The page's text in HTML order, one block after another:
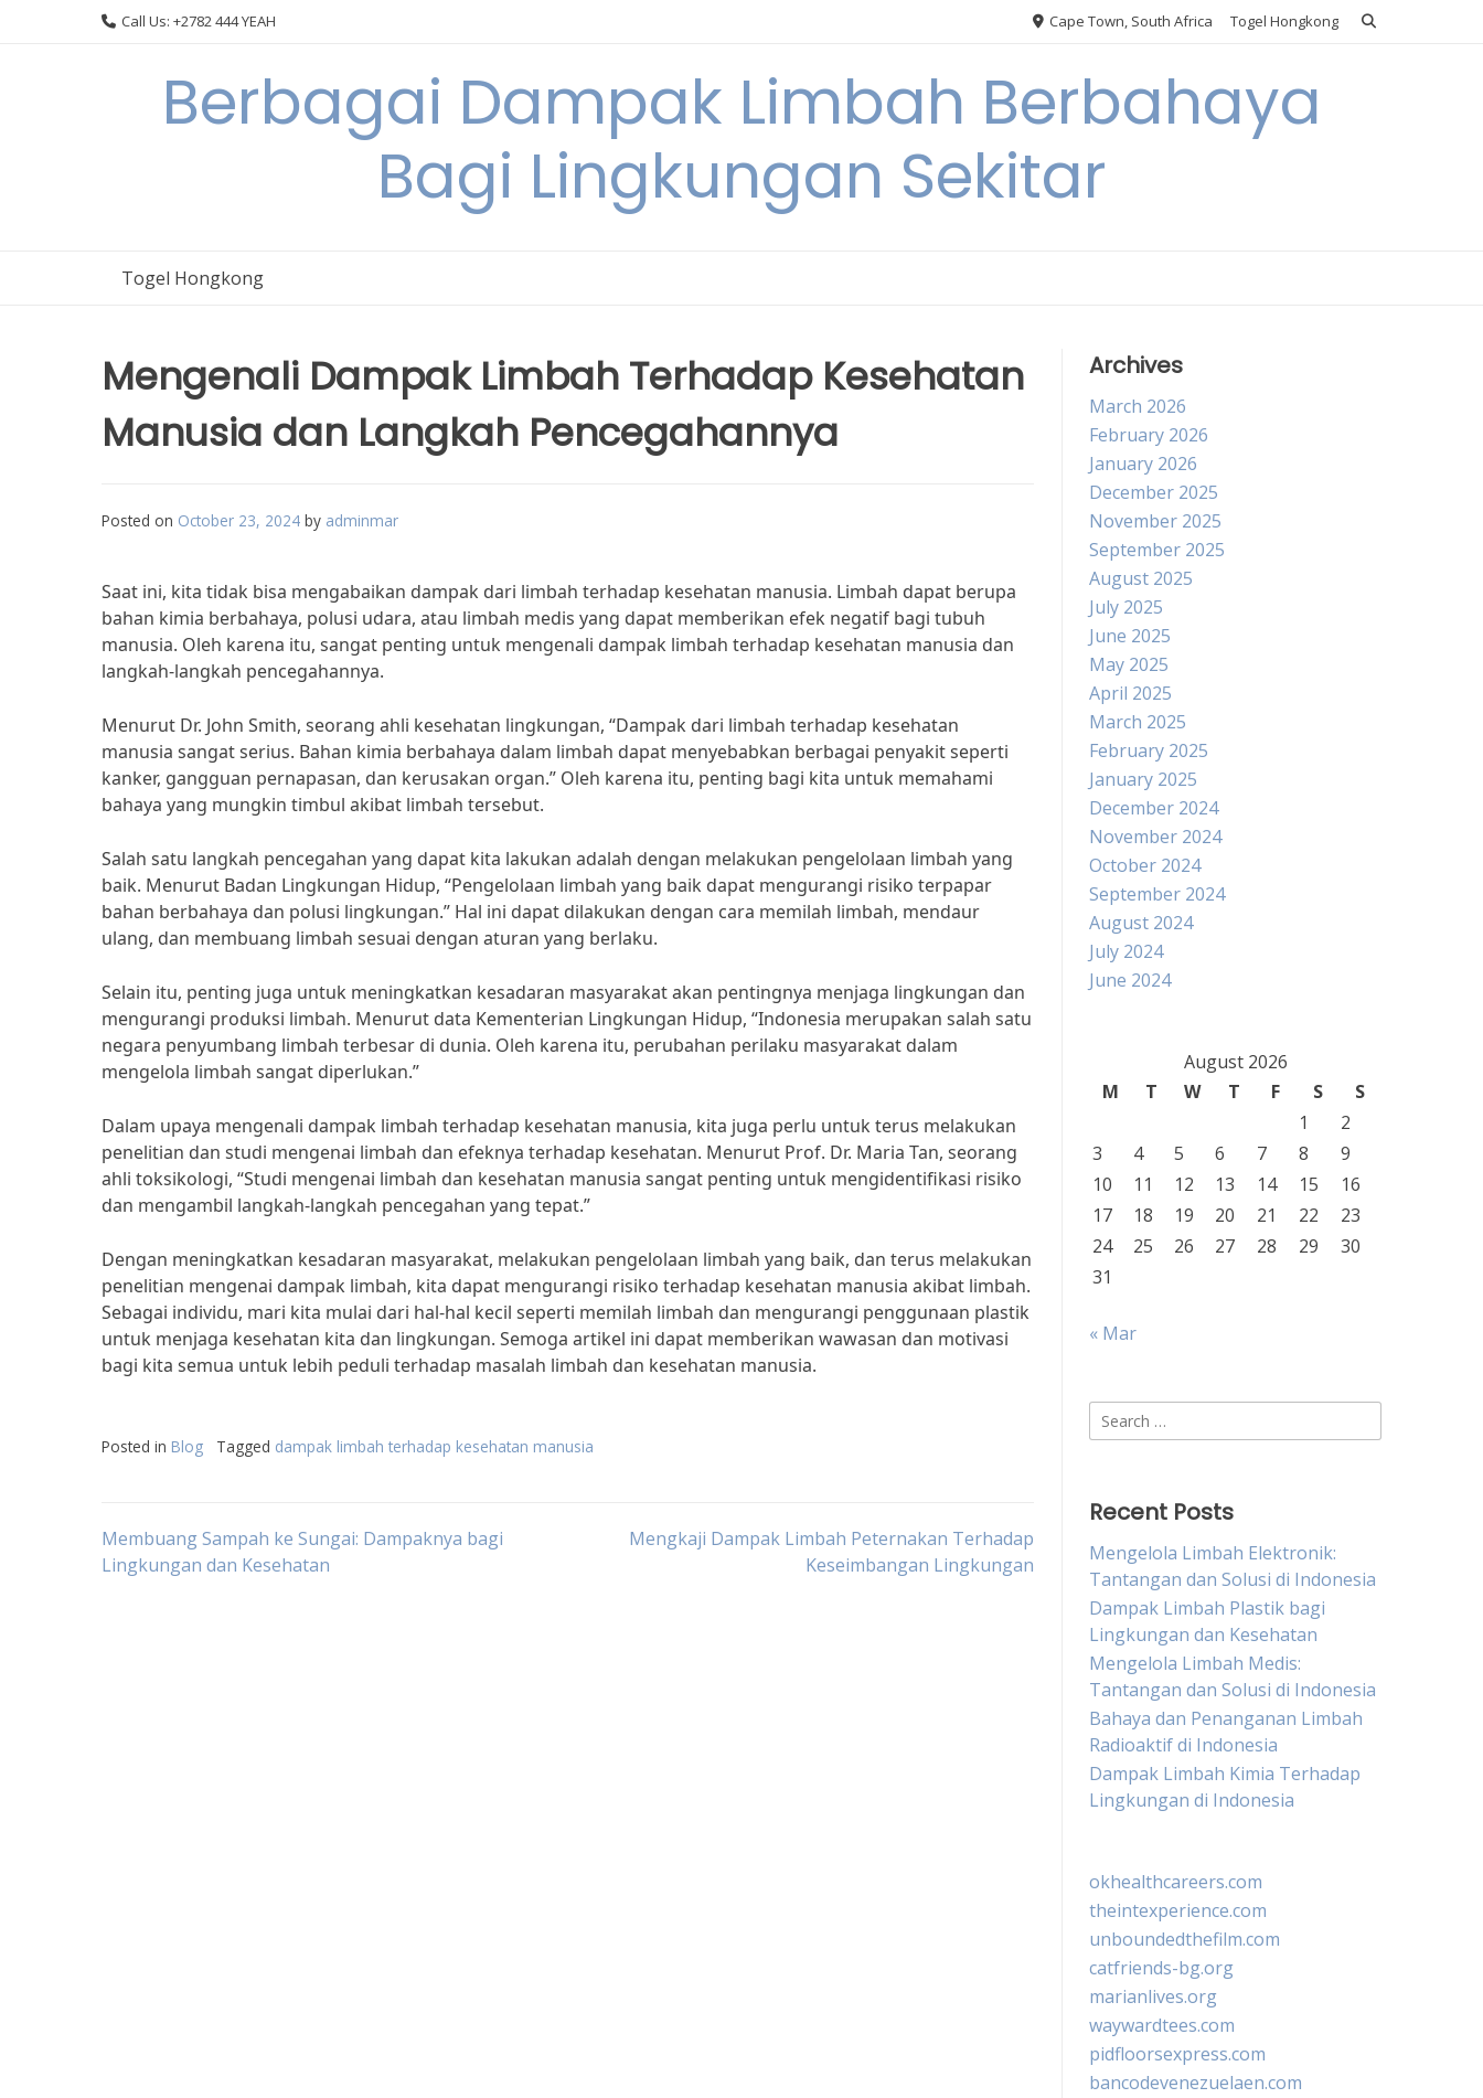
Call Us: +2782 444 YEAH Cape Town, South Africa Togel Hongkong
Berbagai Dampak Limbah Berbahaya
Bagi Lingkungan Sekitar
Togel Hongkong
Mengenali Dampak Limbah Terhadap Kesehatan
Manusia dan Langkah Pencegahannya
Posted on October 23, 2024 by adminmar
Saat ini, kita tidak bisa mengabaikan dampak dari limbah terhadap kesehatan manusia. Limbah dapat berupa
bahan kimia berbahaya, polusi udara, atau limbah medis yang dapat memberikan efek negatif bagi tubuh
manusia. Oleh karena itu, sangat penting untuk mengenali dampak limbah terhadap kesehatan manusia dan
langkah-langkah pencegahannya.
Menurut Dr. John Smith, seorang ahli kesehatan lingkungan, “Dampak dari limbah terhadap kesehatan
manusia sangat serius. Bahan kimia berbahaya dalam limbah dapat menyebabkan berbagai penyakit seperti
kanker, gangguan pernapasan, dan kerusakan organ.” Oleh karena itu, penting bagi kita untuk memahami
bahaya yang mungkin timbul akibat limbah tersebut.
Salah satu langkah pencegahan yang dapat kita lakukan adalah dengan melakukan pengelolaan limbah yang
baik. Menurut Badan Lingkungan Hidup, “Pengelolaan limbah yang baik dapat mengurangi risiko terpapar
bahan berbahaya dan polusi lingkungan.” Hal ini dapat dilakukan dengan cara memilah limbah, mendaur
ulang, dan membuang limbah sesuai dengan aturan yang berlaku.
Selain itu, penting juga untuk meningkatkan kesadaran masyarakat akan pentingnya menjaga lingkungan dan
mengurangi produksi limbah. Menurut data Kementerian Lingkungan Hidup, “Indonesia merupakan salah satu
negara penyumbang limbah terbesar di dunia. Oleh karena itu, perubahan perilaku masyarakat dalam
mengelola limbah sangat diperlukan.”
Dalam upaya mengenali dampak limbah terhadap kesehatan manusia, kita juga perlu untuk terus melakukan
penelitian dan studi mengenai limbah dan efeknya terhadap kesehatan. Menurut Prof. Dr. Maria Tan, seorang
ahli toksikologi, “Studi mengenai limbah dan kesehatan manusia sangat penting untuk mengidentifikasi risiko
dan mengambil langkah-langkah pencegahan yang tepat.”
Dengan meningkatkan kesadaran masyarakat, melakukan pengelolaan limbah yang baik, dan terus melakukan
penelitian mengenai dampak limbah, kita dapat mengurangi risiko terhadap kesehatan manusia akibat limbah.
Sebagai individu, mari kita mulai dari hal-hal kecil seperti memilah limbah dan mengurangi penggunaan plastik
untuk menjaga kesehatan kita dan lingkungan. Semoga artikel ini dapat memberikan wawasan dan motivasi
bagi kita semua untuk lebih peduli terhadap masalah limbah dan kesehatan manusia.
Posted in Blog Tagged dampak limbah terhadap kesehatan manusia
Post
Membuang Sampah ke Sungai: Dampaknya bagi
Lingkungan dan Kesehatan
Mengkaji Dampak Limbah Peternakan Terhadap
Keseimbangan Lingkungan
Archives
March 2026
February 2026
January 2026
December 2025
November 2025
September 2025
August 2025
July 2025
June 2025
May 2025
April 2025
March 2025
February 2025
January 2025
December 2024
November 2024
October 2024
September 2024
August 2024
July 2024
June 2024
August 2026
M
T W T F S
S
1
2
3
4 5 6 7 8
9
10
11 12 13 14 15
16
17
18 19 20 21 22
23
24
25 26 27 28 29
30
31
« Mar
Search
for:
Recent Posts
Mengelola Limbah Elektronik:
Tantangan dan Solusi di Indonesia
Dampak Limbah Plastik bagi
Lingkungan dan Kesehatan
Mengelola Limbah Medis:
Tantangan dan Solusi di Indonesia
Bahaya dan Penanganan Limbah
Radioaktif di Indonesia
Dampak Limbah Kimia Terhadap
Lingkungan di Indonesia
okhealthcareers.com
theintexperience.com
unboundedthefilm.com
catfriends-bg.org
marianlives.org
waywardtees.com
pidfloorsexpress.com
bancodevenezuelaen.com